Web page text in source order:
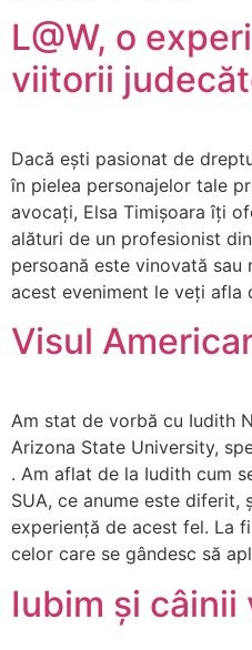
L@W, o
viitorii
Dacă ești pasionat de
în pielea personajelor tale
avocați, Elsa Timișoara îți
alături de un profesionist
persoană este vinovată
acest eveniment le veți afla
Visul
Am stat de vorbă cu Iudith
Arizona State University,
. Am aflat de la Iudith cum
SUA, ce anume este diferit,
experiență de acest fel. La
celor care se gândesc să
Iubim și câinii